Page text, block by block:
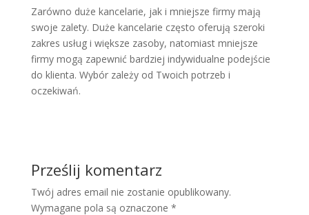
Zarówno duże kancelarie, jak i mniejsze firmy mają
swoje zalety. Duże kancelarie często oferują szeroki
zakres usług i większe zasoby, natomiast mniejsze
firmy mogą zapewnić bardziej indywidualne podejście
do klienta. Wybór zależy od Twoich potrzeb i
oczekiwań.
Prześlij komentarz
Twój adres email nie zostanie opublikowany.
Wymagane pola są oznaczone *